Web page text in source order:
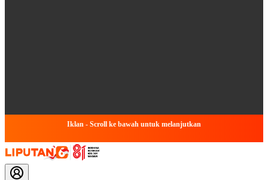
Iklan - Scroll ke bawah untuk melanjutkan